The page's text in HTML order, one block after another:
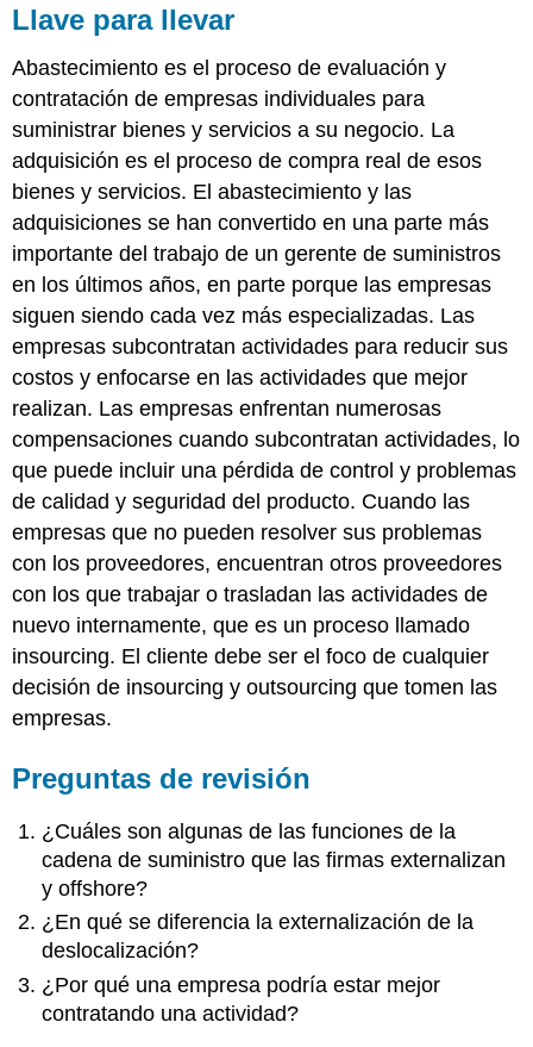
Llave para llevar
Abastecimiento es el proceso de evaluación y
contratación de empresas individuales para
suministrar bienes y servicios a su negocio. La
adquisición es el proceso de compra real de esos
bienes y servicios. El abastecimiento y las
adquisiciones se han convertido en una parte más
importante del trabajo de un gerente de suministros
en los últimos años, en parte porque las empresas
siguen siendo cada vez más especializadas. Las
empresas subcontratan actividades para reducir sus
costos y enfocarse en las actividades que mejor
realizan. Las empresas enfrentan numerosas
compensaciones cuando subcontratan actividades, lo
que puede incluir una pérdida de control y problemas
de calidad y seguridad del producto. Cuando las
empresas que no pueden resolver sus problemas
con los proveedores, encuentran otros proveedores
con los que trabajar o trasladan las actividades de
nuevo internamente, que es un proceso llamado
insourcing. El cliente debe ser el foco de cualquier
decisión de insourcing y outsourcing que tomen las
empresas.
Preguntas de revisión
¿Cuáles son algunas de las funciones de la
cadena de suministro que las firmas externalizan
y offshore?
¿En qué se diferencia la externalización de la
deslocalización?
¿Por qué una empresa podría estar mejor
contratando una actividad?